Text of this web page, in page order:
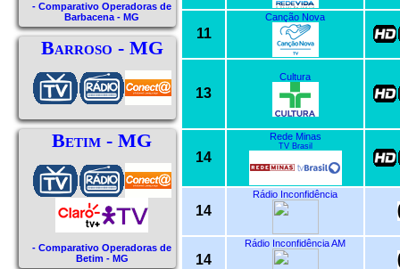
- Comparativo Operadoras de
Barbacena - MG
Barroso - MG
Betim - MG
- Comparativo Operadoras de
Betim - MG
11
Canção Nova
13
Cultura
14
Rede Minas
TV Brasil
14
Rádio Inconfidência
14
Rádio Inconfidência AM